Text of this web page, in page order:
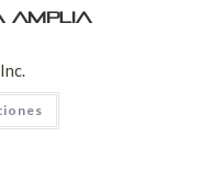
amplia